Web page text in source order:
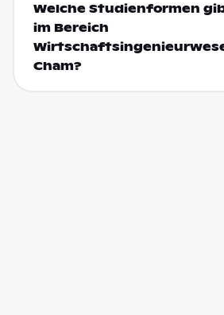
Welche Studienformen
im Bereich
Cham?